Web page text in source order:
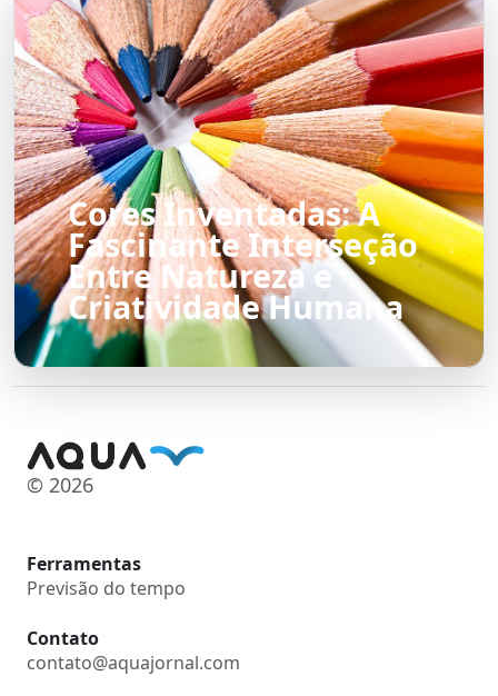
Cores Inventadas: A
Fascinante Interseção
Entre Natureza e
Criatividade Humana
© 2026
Ferramentas
Previsão do tempo
Contato
contato@aquajornal.com